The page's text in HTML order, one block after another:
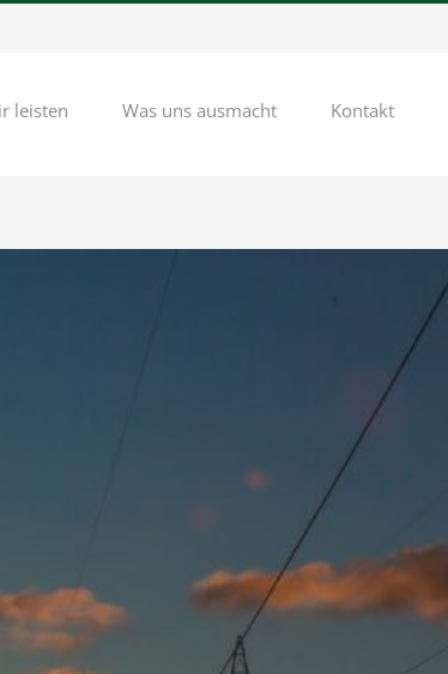
leisten Was uns ausmacht Kontakt